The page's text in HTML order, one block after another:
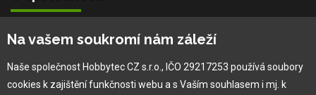
Vlastní výroba
Náš tým
O nás
Na vašem soukromí nám záleží
Naše společnost Hobbytec CZ s.r.o., IČO 29217253 používá soubory
cookies k zajištění funkčnosti webu a s Vaším souhlasem i mj. k